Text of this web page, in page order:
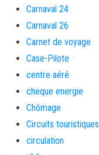
Carnaval 24
Carnaval 26
Carnet de voyage
Case-Pilote
centre aéré
cheque energie
Chômage
Circuits touristiques
circulation